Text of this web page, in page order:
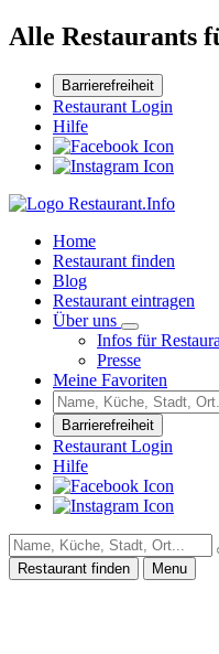
Alle Restaurants
Barrierefreiheit
Restaurant Login
Hilfe
Home
Restaurant finden
Blog
Restaurant eintragen
Über uns
Infos für
Presse
Meine Favoriten
Barrierefreiheit
Restaurant Login
Hilfe
Restaurant finden
Menu